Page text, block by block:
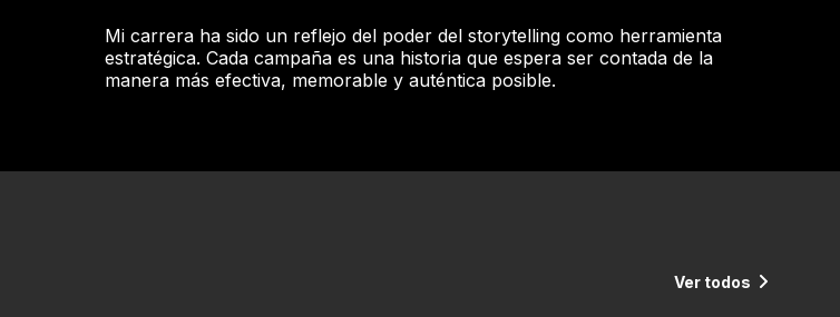
Mi carrera ha sido un reflejo del poder del storytelling como herramienta
estratégica. Cada campaña es una historia que espera ser contada de la
manera más efectiva, memorable y auténtica posible.
Ver todos